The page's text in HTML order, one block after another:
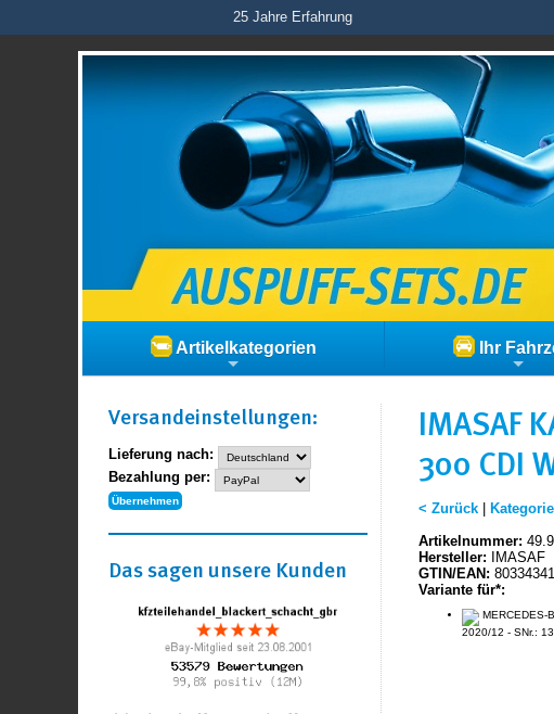
25 Jahre Erfahrung
Artikelkategorien Ihr
IMASAF
300 CDI
< Zurück|
Artikelnummer:
Hersteller: IMASAF
GTIN/EAN:
Variante für*:
MERCEDES-
2020/12 - SNr.:
Versand­einstellungen:
Lieferung nach:
Bezahlung per:
Das sagen unsere Kunden